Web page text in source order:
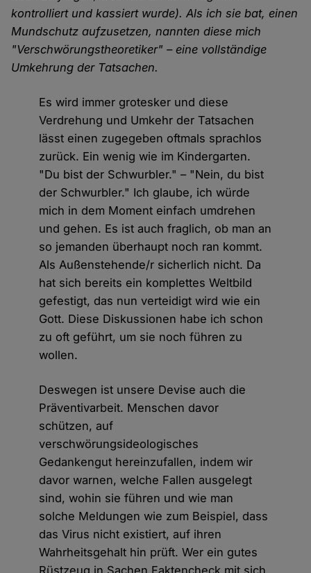
kontrolliert und kassiert wurde). Als ich sie bat, einen
Mundschutz aufzusetzen, nannten diese mich
"Verschwörungstheoretiker" – eine vollständige
Umkehrung der Tatsachen.
Es wird immer grotesker und diese
Verdrehung und Umkehr der Tatsachen
lässt einen zugegeben oftmals sprachlos
zurück. Ein wenig wie im Kindergarten.
"Du bist der Schwurbler." – "Nein, du bist
der Schwurbler." Ich glaube, ich würde
mich in dem Moment einfach umdrehen
und gehen. Es ist auch fraglich, ob man an
so jemanden überhaupt noch ran kommt.
Als Außenstehende/r sicherlich nicht. Da
hat sich bereits ein komplettes Weltbild
gefestigt, das nun verteidigt wird wie ein
Gott. Diese Diskussionen habe ich schon
zu oft geführt, um sie noch führen zu
wollen.
Deswegen ist unsere Devise auch die
Präventivarbeit. Menschen davor
schützen, auf
verschwörungsideologisches
Gedankengut hereinzufallen, indem wir
davor warnen, welche Fallen ausgelegt
sind, wohin sie führen und wie man
solche Meldungen wie zum Beispiel, dass
das Virus nicht existiert, auf ihren
Wahrheitsgehalt hin prüft. Wer ein gutes
Rüstzeug in Sachen Faktencheck mit sich